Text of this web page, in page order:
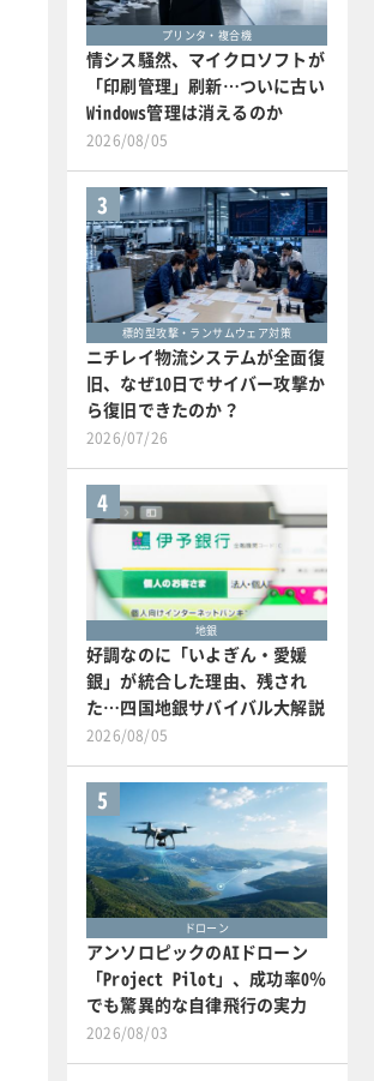
プリンタ・複合機
情シス騒然、マイクロソフトが
「印刷管理」刷新…ついに古い
Windows管理は消えるのか
2026/08/05
3
標的型攻撃・ランサムウェア対策
ニチレイ物流システムが全面復
旧、なぜ10日でサイバー攻撃か
ら復旧できたのか？
2026/07/26
4
地銀
好調なのに「いよぎん・愛媛
銀」が統合した理由、残され
た…四国地銀サバイバル大解説
2026/08/05
5
ドローン
アンソロピックのAIドローン
「Project Pilot」、成功率0％
でも驚異的な自律飛行の実力
2026/08/03